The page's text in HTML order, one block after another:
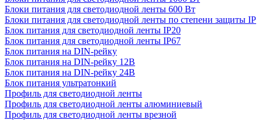
Блоки питания для светодиодной ленты 600 Вт
Блоки питания для светодиодной ленты по степени защиты IP
Блок питания для светодиодной ленты IP20
Блок питания для светодиодной ленты IP67
Блок питания на DIN-рейку
Блок питания на DIN-рейку 12В
Блок питания на DIN-рейку 24В
Блок питания ультратонкий
Профиль для светодиодной ленты
Профиль для светодиодной ленты алюминиевый
Профиль для светодиодной ленты врезной